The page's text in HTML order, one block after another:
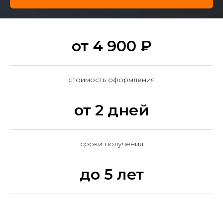
от 4 900 ₽
стоимость оформления
от 2 дней
сроки получения
до 5 лет